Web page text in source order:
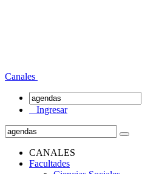
Canales
Ingresar
CANALES
Facultades